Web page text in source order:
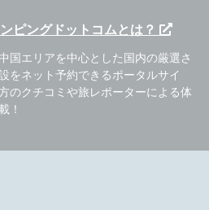
ピングドットコムとは？
国エリアを中心とした国内の厳選さ
をネット予約できるポータルサイ
のクチコミや旅レポーターによる体
！